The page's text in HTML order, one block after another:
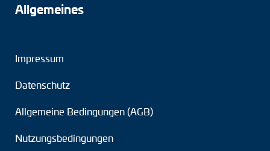
Allgemeines
Impressum
Datenschutz
Allgemeine Bedingungen (AGB)
Nutzungsbedingungen